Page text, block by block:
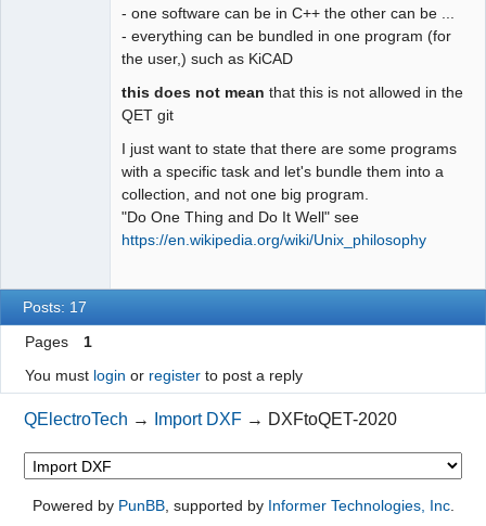
- one software can be in C++ the other can be ...
- everything can be bundled in one program (for
the user,) such as KiCAD
this does not mean that this is not allowed in the
QET git
I just want to state that there are some programs
with a specific task and let's bundle them into a
collection, and not one big program.
"Do One Thing and Do It Well" see
https://en.wikipedia.org/wiki/Unix_philosophy
Posts: 17
Pages
1
You must login or registerto post a reply
QElectroTech → Import DXF → DXFtoQET-2020
Powered by PunBB, supported by Informer Technologies, Inc.